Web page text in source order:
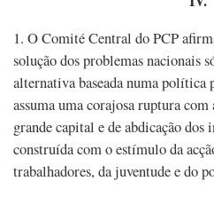
1. O Comité Central do PCP
solução dos problemas nacionais
alternativa baseada numa política
assuma uma corajosa ruptura
grande capital e de abdicação dos
construída com o estímulo da
trabalhadores, da juventude e do